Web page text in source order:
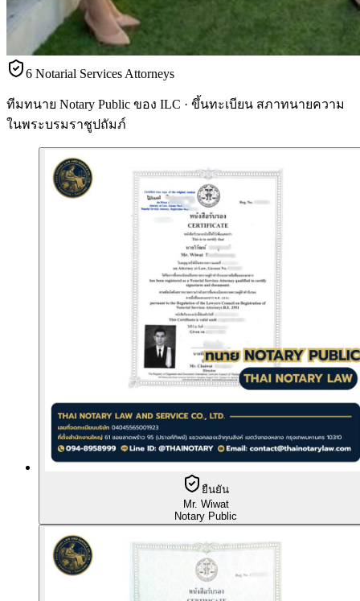
6 Notarial Services Attorneys
ทีมทนาย Notary Public ของ ILC · ขึ้นทะเบียน สภาทนายความ
ในพระบรมราชูปถัมภ์
ยืนยัน
Mr. Wiwat
Notary Public